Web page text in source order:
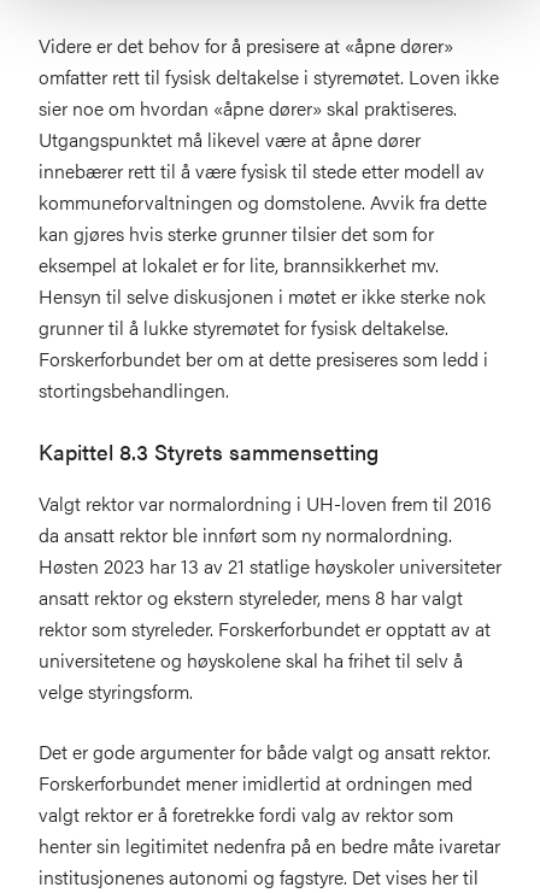
Videre er det behov for å presisere at «åpne dører»
omfatter rett til fysisk deltakelse i styremøtet. Loven ikke
sier noe om hvordan «åpne dører» skal praktiseres.
Utgangspunktet må likevel være at åpne dører
innebærer rett til å være fysisk til stede etter modell av
kommuneforvaltningen og domstolene. Avvik fra dette
kan gjøres hvis sterke grunner tilsier det som for
eksempel at lokalet er for lite, brannsikkerhet mv.
Hensyn til selve diskusjonen i møtet er ikke sterke nok
grunner til å lukke styremøtet for fysisk deltakelse.
Forskerforbundet ber om at dette presiseres som ledd i
stortingsbehandlingen.
Kapittel 8.3 Styrets sammensetting
Valgt rektor var normalordning i UH-loven frem til 2016
da ansatt rektor ble innført som ny normalordning.
Høsten 2023 har 13 av 21 statlige høyskoler universiteter
ansatt rektor og ekstern styreleder, mens 8 har valgt
rektor som styreleder. Forskerforbundet er opptatt av at
universitetene og høyskolene skal ha frihet til selv å
velge styringsform.
Det er gode argumenter for både valgt og ansatt rektor.
Forskerforbundet mener imidlertid at ordningen med
valgt rektor er å foretrekke fordi valg av rektor som
henter sin legitimitet nedenfra på en bedre måte ivaretar
institusjonenes autonomi og fagstyre. Det vises her til